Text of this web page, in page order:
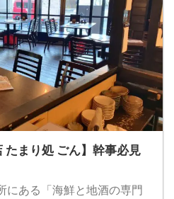
たまり処 ごん】幹事必見
にある「海鮮と地酒の専門